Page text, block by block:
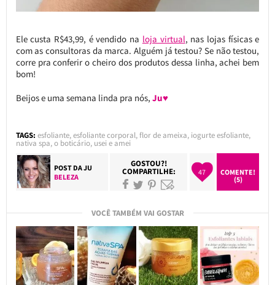
Ele custa R$43,99, é vendido na loja virtual, nas lojas físicas e
com as consultoras da marca. Alguém já testou? Se não testou,
corre pra conferir o cheiro dos produtos dessa linha, achei bem
bom!
Beijos e uma semana linda pra nós, Ju♥
TAGS: esfoliante,esfoliante corporal,flor de ameixa, iogurte esfoliante,
nativa spa,o boticário, usei e amei
POST DAJU
BELEZA
GOSTOU?!
COMPARTILHE: 47
COMENTE!
(5)
VOCÊ TAMBÉM VAI GOSTAR